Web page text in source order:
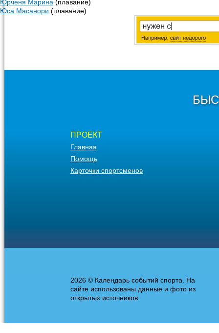
Юрченя Марина (плавание)
Юса Масанори (плавание)
ПРОЕКТ
Главная
Помощь
Карточки спортсменов
2026 © Календарь событий спорта. На
сайте использованы данные и фото из
открытых источников